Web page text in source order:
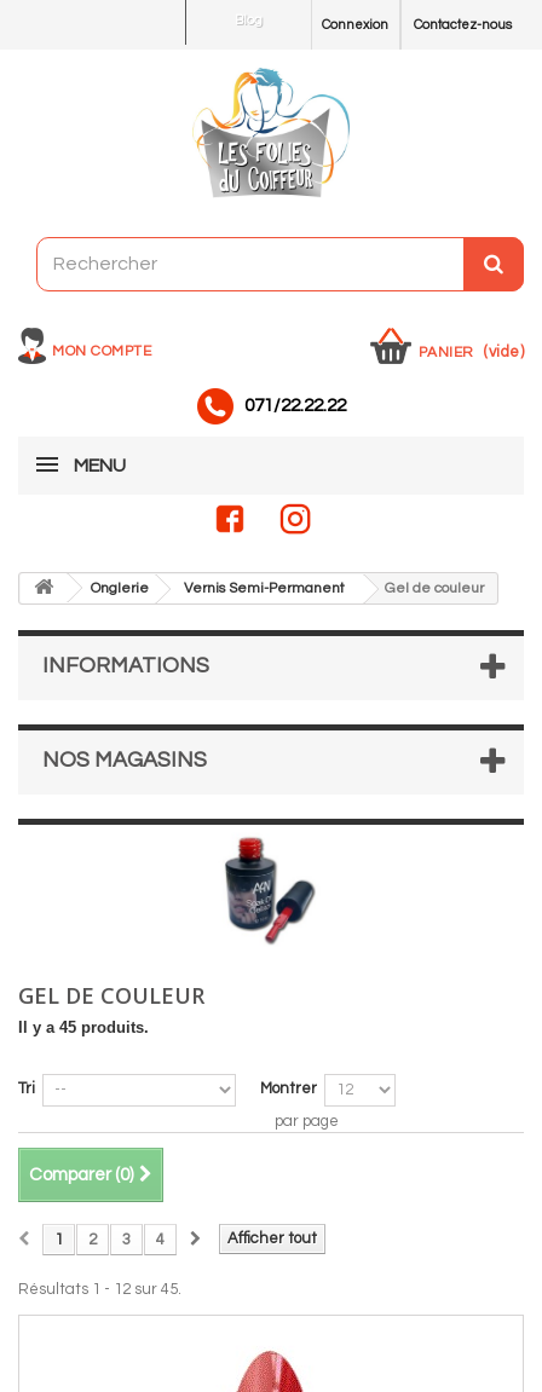
Contactez-nous
Connexion
Blog
MON COMPTE PANIER (vide)
071/22.22.22
MENU
Onglerie Vernis Semi-Permanent Gel de couleur
INFORMATIONS
NOS MAGASINS
GEL DE COULEUR
Il y a 45 produits.
Tri
Montrer
par page
Comparer (0)
Afficher tout
1 2 3 4
Résultats 1 - 12 sur 45.